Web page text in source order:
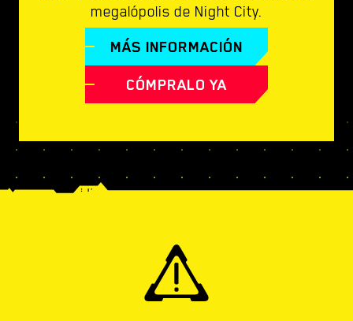
megalópolis de Night City.
MÁS INFORMACIÓN
CÓMPRALO YA